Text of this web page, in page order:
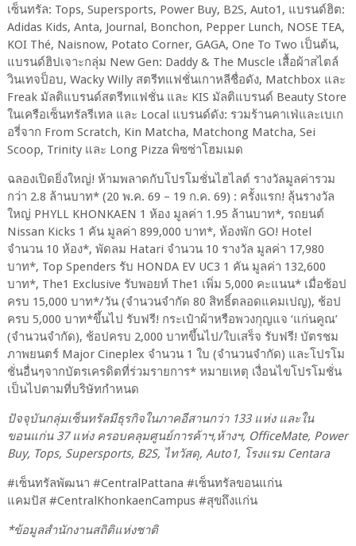
เซ็นทรัล: Tops, Supersports, Power Buy, B2S, Auto1, แบรนด์ฮิต:
Adidas Kids, Anta, Journal, Bonchon, Pepper Lunch, NOSE TEA,
KOI Thé, Naisnow, Potato Corner, GAGA, One To Two เป็นต้น,
แบรนด์ฮิปเจาะกลุ่ม New Gen: Daddy & The Muscle เสื้อผ้าสไตล์
วินเทจป็อบ, Wacky Willy สตรีทแฟชั่นเกาหลีชื่อดัง, Matchbox และ
Freak มัลติแบรนด์สตรีทแฟชั่น และ KIS มัลติแบรนด์ Beauty Store
ในเครือเซ็นทรัลรีเทล และ Local แบรนด์ดัง: รวมร้านคาเฟ่และเบเก
อรี่จาก From Scratch, Kin Matcha, Matchong Matcha, Sei
Scoop, Trinity และ Long Pizza พิซซ่าโฮมเมด
ฉลองเปิดยิ่งใหญ่! ห้ามพลาดกับโปรโมชั่นไฮไลต์ รางวัลมูลค่ารวม
กว่า 2.8 ล้านบาท* (20 พ.ค. 69 – 19 ก.ค. 69) : ครั้งแรก! ลุ้นรางวัล
ใหญ่ PHYLL KHONKAEN 1 ห้อง มูลค่า 1.95 ล้านบาท*, รถยนต์
Nissan Kicks 1 คัน มูลค่า 899,000 บาท*, ห้องพัก GO! Hotel
จำนวน 10 ห้อง*, พัดลม Hatari จำนวน 10 รางวัล มูลค่า 17,980
บาท*, Top Spenders รับ HONDA EV UC3 1 คัน มูลค่า 132,600
บาท*, The1 Exclusive รับพอยท์ The1 เพิ่ม 5,000 คะแนน* เมื่อช้อป
ครบ 15,000 บาท*/วัน (จำนวนจำกัด 80 สิทธิ์ตลอดแคมเปญ), ช้อป
ครบ 5,000 บาท*ขึ้นไป รับฟรี! กระเป๋าผ้าหรือพวงกุญแจ ‘แก่นคูณ’
(จำนวนจำกัด), ช้อปครบ 2,000 บาทขึ้นไป/ใบเสร็จ รับฟรี! บัตรชม
ภาพยนตร์ Major Cineplex จำนวน 1 ใบ (จำนวนจำกัด) และโปรโม
ชั่นอื่นๆจากบัตรเครดิตที่ร่วมรายการ* หมายเหตุ เงื่อนไขโปรโมชั่น
เป็นไปตามที่บริษัทกำหนด
ปัจจุบันกลุ่มเซ็นทรัลมีธุรกิจในภาคอีสานกว่า 133แห่ง และใน
ขอนแก่น 37 แห่ง ครอบคลุมศูนย์การค้าฯ,ห้างฯ, OfficeMate, Power
Buy, Tops, Supersports, B2S, ไทวัสดุ, Auto1, โรงแรม Centara
#เซ็นทรัลพัฒนา #CentralPattana #เซ็นทรัลขอนแก่น
แคมปัส #CentralKhonkaenCampus #สุขถึงแก่น
*ข้อมูลสำนักงานสถิติแห่งชาติ